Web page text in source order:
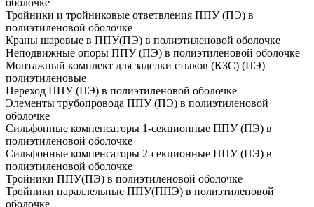
оболочке
Тройники и тройниковые ответвления ППУ (ПЭ) в
полиэтиленовой оболочке
Краны шаровые в ППУ(ПЭ) в полиэтиленовой оболочке
Неподвижные опоры ППУ (ПЭ) в полиэтиленовой оболочке
Монтажный комплект для заделки стыков (КЗС) (ПЭ)
полиэтиленовые
Переход ППУ (ПЭ) в полиэтиленовой оболочке
Элементы трубопровода ППУ (ПЭ) в полиэтиленовой
оболочке
Сильфонные компенсаторы 1-секционные ППУ (ПЭ) в
полиэтиленовой оболочке
Сильфонные компенсаторы 2-секционные ППУ (ПЭ) в
полиэтиленовой оболочке
Тройники ППУ(ПЭ) в полиэтиленовой оболочке
Тройники параллельные ППУ(ППЭ) в полиэтиленовой
оболочке